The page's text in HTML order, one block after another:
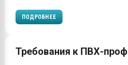
ПОДРОБНЕЕ
Требования к ПВХ-